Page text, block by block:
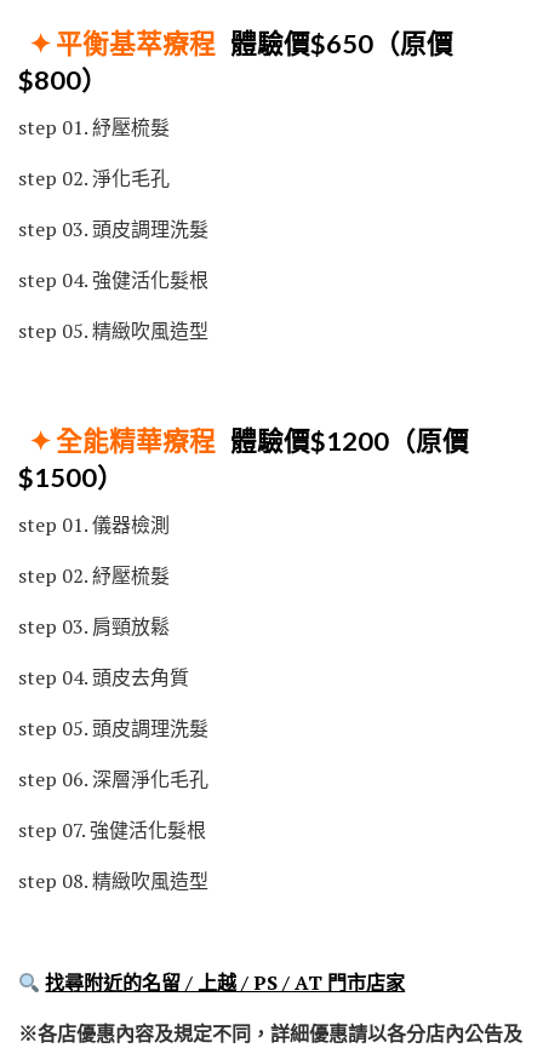
✦平衡基萃療程 體驗價$650（原價
$800）
step 01. 紓壓梳髮
step 02. 淨化毛孔
step 03. 頭皮調理洗髮
step 04. 強健活化髮根
step 05. 精緻吹風造型
✦全能精華療程 體驗價$1200（原價
$1500）
step 01. 儀器檢測
step 02. 紓壓梳髮
step 03. 肩頸放鬆
step 04. 頭皮去角質
step 05. 頭皮調理洗髮
step 06. 深層淨化毛孔
step 07. 強健活化髮根
step 08. 精緻吹風造型
找尋附近的名留 / 上越 / PS / AT 門市店家
※各店優惠內容及規定不同，詳細優惠請以各分店內公告及